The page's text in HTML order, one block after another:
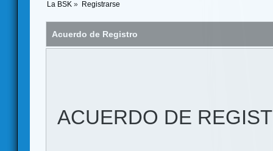
La BSK » Registrarse
Acuerdo de Registro
ACUERDO DE